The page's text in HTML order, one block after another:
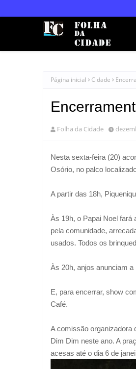
Página inicial Cidade
Folha da Cidade
Nesta sexta-feira (20)
Osório, no palco
A partir das 18h,
Às 19h, o Papai Noel fará
pela comunidade,
usados. Todos os
Às 20h, anjos anunciam
E, para encerrar, show
Café.
A comissão organizadora
Dim Dim neste ano. A
acesas até o dia 6 de